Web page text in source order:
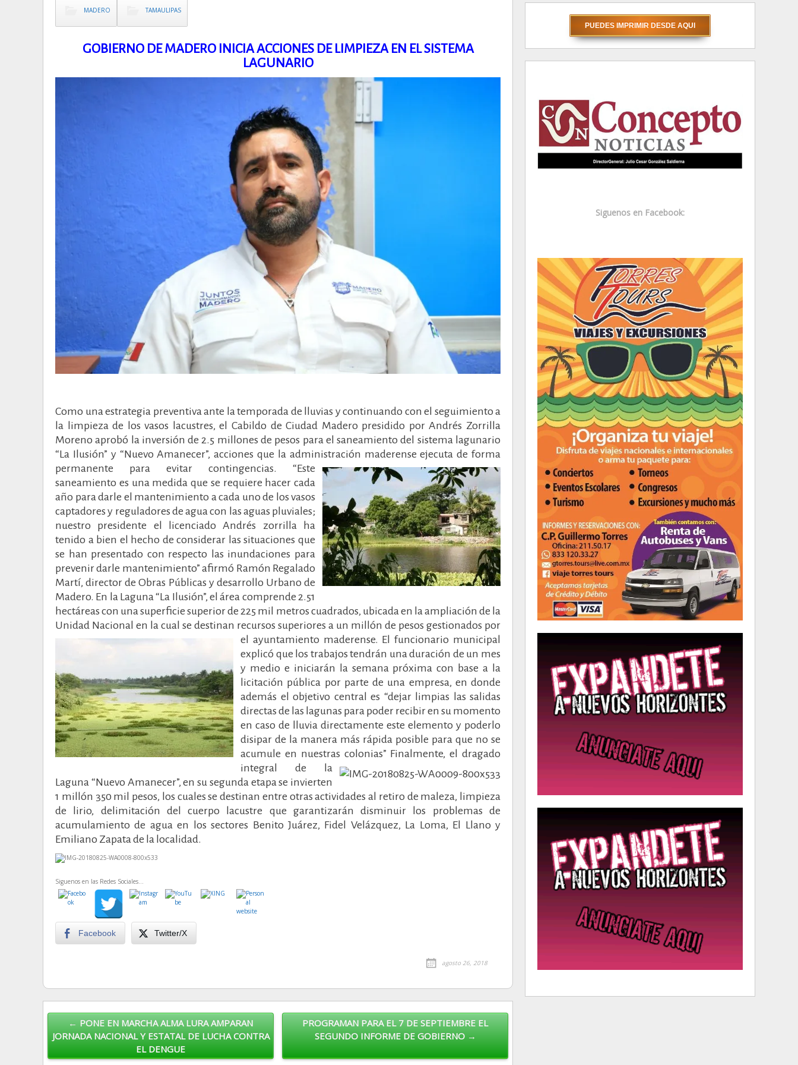
MADERO TAMAULIPAS
GOBIERNO DE MADERO INICIA ACCIONES DE LIMPIEZA EN EL SISTEMA
LAGUNARIO
Como una estrategia preventiva ante la temporada de lluvias y continuando con el seguimiento a
la limpieza de los vasos lacustres, el Cabildo de Ciudad Madero presidido por Andrés Zorrilla
Moreno aprobó la inversión de 2.5 millones de pesos para el saneamiento del sistema lagunario
“La Ilusión” y “Nuevo Amanecer”, acciones que la administración maderense ejecuta de forma
permanente para evitar contingencias. “Este
saneamiento es una medida que se requiere hacer cada
año para darle el mantenimiento a cada uno de los vasos
captadores y reguladores de agua con las aguas pluviales;
nuestro presidente el licenciado Andrés zorrilla ha
tenido a bien el hecho de considerar las situaciones que
se han presentado con respecto las inundaciones para
prevenir darle mantenimiento” afirmó Ramón Regalado
Martí, director de Obras Públicas y desarrollo Urbano de
Madero. En la Laguna “La Ilusión”, el área comprende 2.51
hectáreas con una superficie superior de 225 mil metros cuadrados, ubicada en la ampliación de la
Unidad Nacional en la cual se destinan recursos superiores a un millón de pesos gestionados por
el ayuntamiento maderense. El funcionario municipal
explicó que los trabajos tendrán una duración de un mes
y medio e iniciarán la semana próxima con base a la
licitación pública por parte de una empresa, en donde
además el objetivo central es “dejar limpias las salidas
directas de las lagunas para poder recibir en su momento
en caso de lluvia directamente este elemento y poderlo
disipar de la manera más rápida posible para que no se
acumule en nuestras colonias” Finalmente, el dragado
integral de la
Laguna “Nuevo Amanecer”, en su segunda etapa se invierten
1 millón 350 mil pesos, los cuales se destinan entre otras actividades al retiro de maleza, limpieza
de lirio, delimitación del cuerpo lacustre que garantizarán disminuir los problemas de
acumulamiento de agua en los sectores Benito Juárez, Fidel Velázquez, La Loma, El Llano y
Emiliano Zapata de la localidad.
Siguenos en las Redes Sociales...
Facebook Twitter/X
agosto 26, 2018
Post navigation
PROGRAMAN PARA EL 7 DE SEPTIEMBRE EL
SEGUNDO INFORME DE GOBIERNO →
← PONE EN MARCHA ALMA LURA AMPARAN
JORNADA NACIONAL Y ESTATAL DE LUCHA CONTRA
EL DENGUE
Siguenos en Facebook: